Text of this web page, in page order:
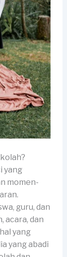
yang
momen-
guru, dan
acara, dan
yang
yang abadi